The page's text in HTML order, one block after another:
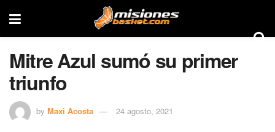
Mitre Azul sumó su primer
triunfo
by Maxi Acosta 24 agosto, 2021